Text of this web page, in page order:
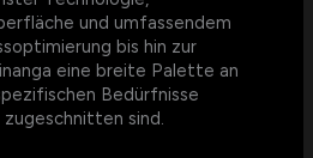
und umfassendem
bis hin zur
eine breite Palette an
Bedürfnisse
sind.